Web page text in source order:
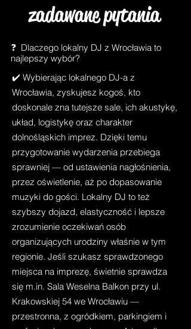
zadawane pytania
❓ Dlaczego lokalny DJ z Wrocławia to
najlepszy wybór?
✔️ Wybierając lokalnego DJ-a z
Wrocławia, zyskujesz kogoś, kto
doskonale zna tutejsze sale, ich akustykę,
układ, logistykę oraz charakter
dolnośląskich imprez. Dzięki temu
przygotowanie wydarzenia przebiega
sprawniej — od ustawienia nagłośnienia,
przez oświetlenie, aż po dopasowanie
muzyki do gości. Lokalny DJ to też
szybszy dojazd, elastyczność i lepsze
zrozumienie oczekiwań osób
organizujących urodziny właśnie w tym
regionie. Jeśli szukasz sprawdzonego
miejsca na imprezę, świetnie sprawdza
się m.in. Sala Weselna Balkon przy ul.
Krakowskiej 54 we Wrocławiu —
przestronna, z ogródkiem, parkingiem i